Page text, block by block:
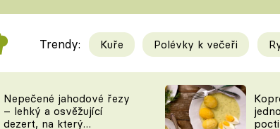
Videorecepty
TEĎ VAŘÍ ŠÉF!
Tipy a
KAM ZA
Trendy: Kuře Polévky k večeři
Nepečené jahodové řezy
– lehký a osvěžující
dezert, na který